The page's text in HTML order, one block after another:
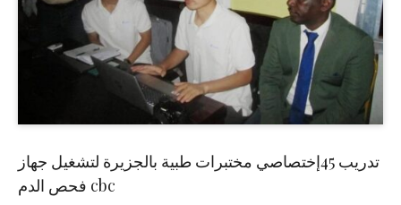
تدريب 45إختصاصي مختبرات طبية بالجزيرة لتشغيل جهاز
فحص الدم cbc